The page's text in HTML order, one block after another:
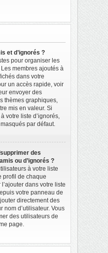
et d’ignorés ?
pour organiser les
membres ajoutés à
dans votre
un accès rapide, voir
envoyer des
thèmes graphiques,
mis en valeur. Si
votre liste d’ignorés,
par défaut.
des
ou d’ignorés ?
à votre liste
profil de chaque
dans votre liste
votre panneau de
directement des
nom d’utilisateur. Vous
des utilisateurs de
page.